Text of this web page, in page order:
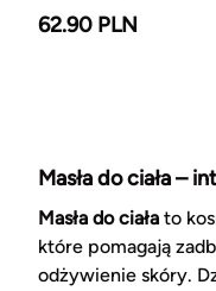
62.90 PLN
Masła do ciała –
Masła do ciała to
które pomagają
odżywienie skóry.